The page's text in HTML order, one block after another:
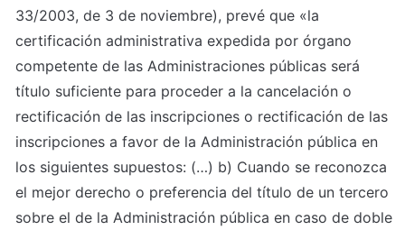
33/2003, de 3 de noviembre), prevé que «la
certificación administrativa expedida por órgano
competente de las Administraciones públicas será
título suficiente para proceder a la cancelación o
rectificación de las inscripciones o rectificación de las
inscripciones a favor de la Administración pública en
los siguientes supuestos: (…) b) Cuando se reconozca
el mejor derecho o preferencia del título de un tercero
sobre el de la Administración pública en caso de doble